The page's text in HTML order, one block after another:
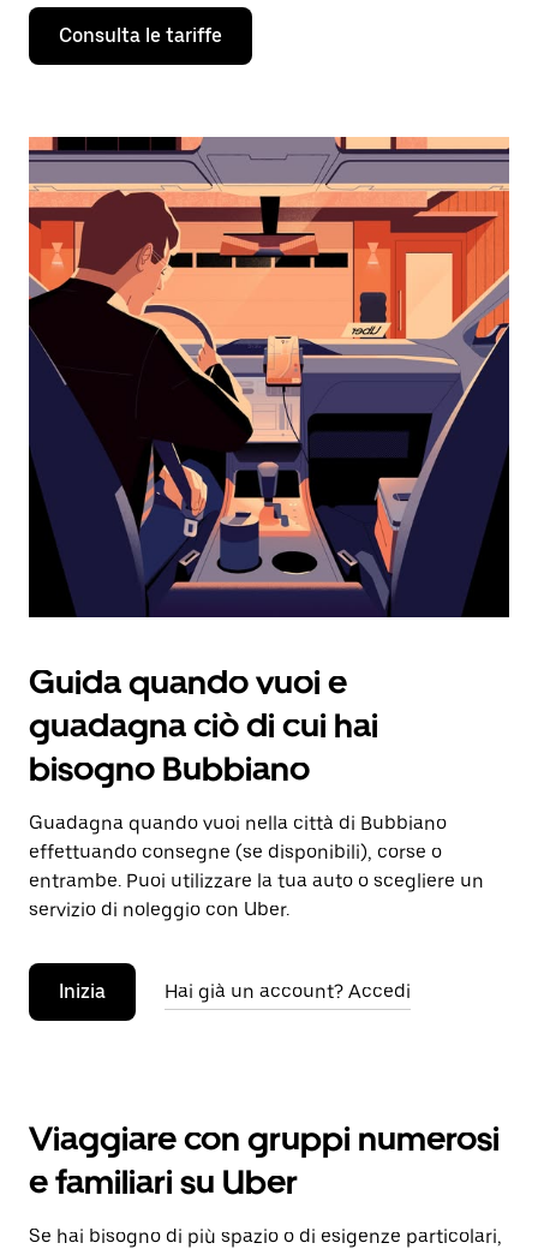
Utilizza
tasto
verso
basso
per
interagire
con
il
calendario
e
selezionare
una
data.
Utilizza
pulsante
Esc
per
chiudere
calendario.
Consulta le tariffe
Guida quando vuoi e
guadagna ciò di cui hai
bisogno Bubbiano
Guadagna quando vuoi nella città di Bubbiano
effettuando consegne (se disponibili), corse o
entrambe. Puoi utilizzare la tua auto o scegliere un
servizio di noleggio con Uber.
Inizia Hai già un account? Accedi
Viaggiare con gruppi numerosi
e familiari su Uber
Se hai bisogno di più spazio o di esigenze particolari,